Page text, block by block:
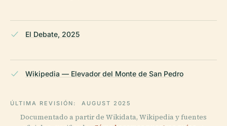
El Debate, 2025
Wikipedia — Elevador del Monte de San Pedro
ÚLTIMA REVISIÓN: AUGUST 2025
Documentado a partir de Wikidata, Wikipedia y fuentes